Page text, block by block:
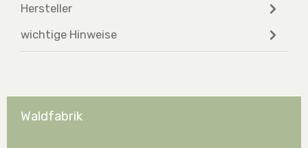
Hersteller
wichtige Hinweise
Waldfabrik